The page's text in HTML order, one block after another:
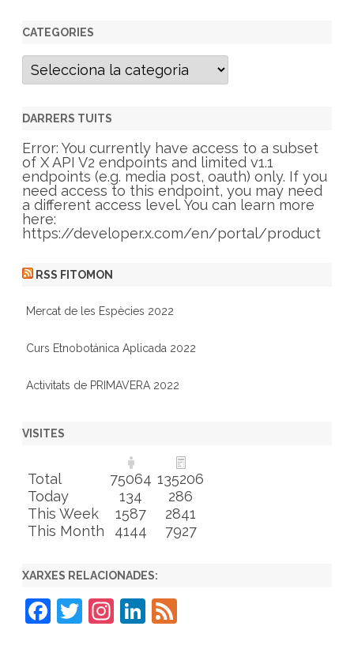
CATEGORIES
C
t
g
r
i
e
s
DARRERS TUITS
Error: You currently have access to a subset
of X API V2 endpoints and limited v1.1
endpoints (e.g. media post, oauth) only. If you
need access to this endpoint, you may need
a different access level. You can learn more
here:
https://developer.x.com/en/portal/product
RSS FITOMON
Mercat de les Espècies 2022
Curs Etnobotánica Aplicada 2022
Activitats de PRIMAVERA 2022
VISITES
Total 75064 135206
Today
134
286
This Week
1587
2841
This Month
4144 7927
XARXES RELACIONADES:
F
T
In Li